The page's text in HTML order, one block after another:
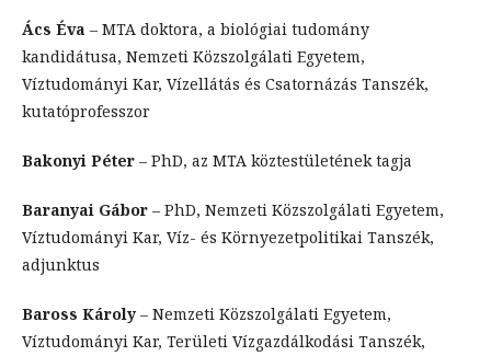
Ács Éva – MTA doktora, a biológiai tudomány
kandidátusa, Nemzeti Közszolgálati Egyetem,
Víztudományi Kar, Vízellátás és Csatornázás Tanszék,
kutatóprofesszor
Bakonyi Péter – PhD, az MTA köztestületének tagja
Baranyai Gábor – PhD, Nemzeti Közszolgálati Egyetem,
Víztudományi Kar, Víz- és Környezetpolitikai Tanszék,
adjunktus
Baross Károly – Nemzeti Közszolgálati Egyetem,
Víztudományi Kar, Területi Vízgazdálkodási Tanszék,